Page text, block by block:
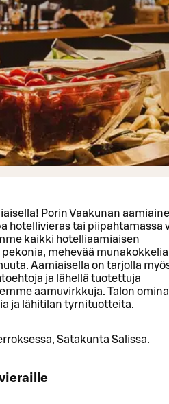
Porin Vaakunan
hotellivieras tai piipahtamassa
kaikki hotelliaamiaisen
mehevää
Aamiaisella on tarjolla
ja lähellä tuotettuja
aamuvirkkuja. Talon omina
ja lähitilan tyrnituotteita.
Satakunta Salissa.